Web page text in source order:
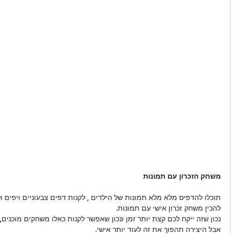
משחק הזכרון עם תמונות
להכין משחק זכרון אישי עם תמונות.
נכון שזה ייקח לכם קצת יותר זמן ונכון שאפשר לקנות כאלו משחקים מוכנים,
אבל היצירה תהפוך את זה לעוד יותר אישי.